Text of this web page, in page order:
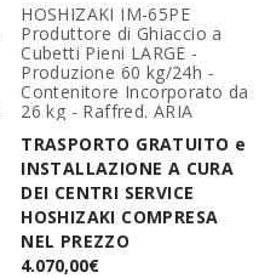
HOSHIZAKI IM-65PE
Produttore di Ghiaccio a
Cubetti Pieni LARGE -
Produzione 60 kg/24h -
Contenitore Incorporato da
26 kg - Raffred. ARIA
TRASPORTO GRATUITO e
INSTALLAZIONE A CURA
DEI CENTRI SERVICE
HOSHIZAKI COMPRESA
NEL PREZZO
4.070,00€